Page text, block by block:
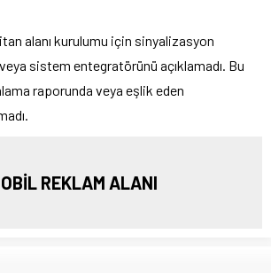
alanı kurulumu için sinyalizasyon
sistem entegratörünü açıklamadı. Bu
raporunda veya eşlik eden
REKLAM ALANI